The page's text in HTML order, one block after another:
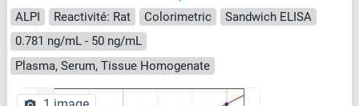
ALPI Reactivité: Rat Colorimetric
Sandwich ELISA
0.781 ng/mL - 50 ng/mL
Plasma, Serum, Tissue Homogenate